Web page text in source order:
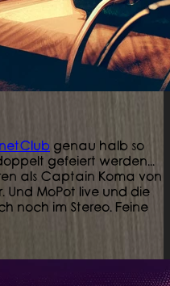
genau halb so
gefeiert werden...
als Captain Koma von
Und MoPot live und die
noch im Stereo. Feine